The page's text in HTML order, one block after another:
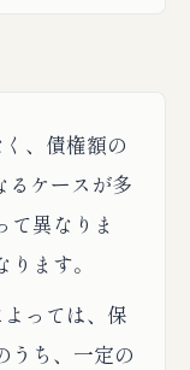
、債権額の
るケースが多
て異なりま
ます。
っては、保
うち、一定の